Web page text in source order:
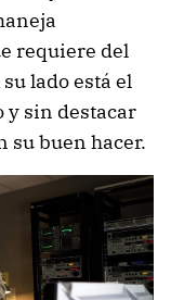
requiere del
lado está el
y sin destacar
su buen hacer.